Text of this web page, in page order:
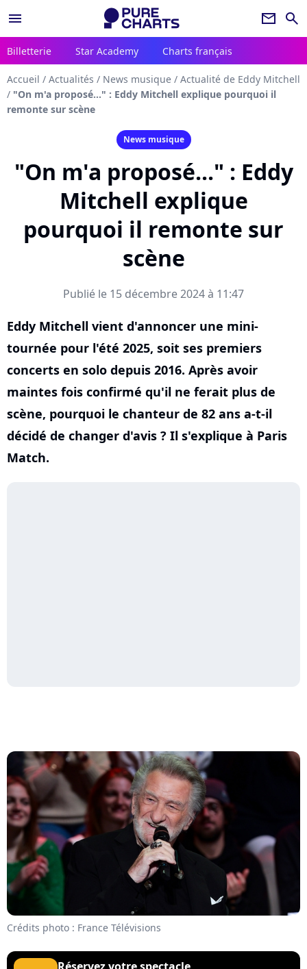
menu newsletter search
Billetterie Star Academy Charts français
Accueil / Actualités / News musique / Actualité de Eddy Mitchell
/ "On m'a proposé..." : Eddy Mitchell explique pourquoi il
remonte sur scène
News musique
"On m'a proposé..." : Eddy
Mitchell explique
pourquoi il remonte sur
scène
Publié le 15 décembre 2024 à 11:47
Eddy Mitchell vient d'annoncer une mini-
tournée pour l'été 2025, soit ses premiers
concerts en solo depuis 2016. Après avoir
maintes fois confirmé qu'il ne ferait plus de
scène, pourquoi le chanteur de 82 ans a-t-il
décidé de changer d'avis ? Il s'explique à Paris
Match.
Crédits photo : France Télévisions